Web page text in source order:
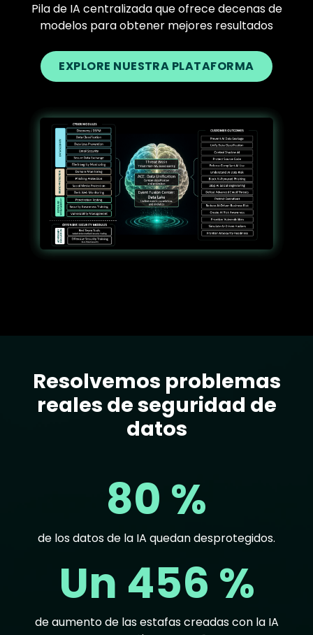
Pila de IA centralizada que ofrece decenas de
modelos para obtener mejores resultados
EXPLORE NUESTRA PLATAFORMA
Text
Resolvemos problemas
reales de seguridad de
datos
80 %
de los datos de la IA quedan desprotegidos.
Un 456 %
de aumento de las estafas creadas con la IA